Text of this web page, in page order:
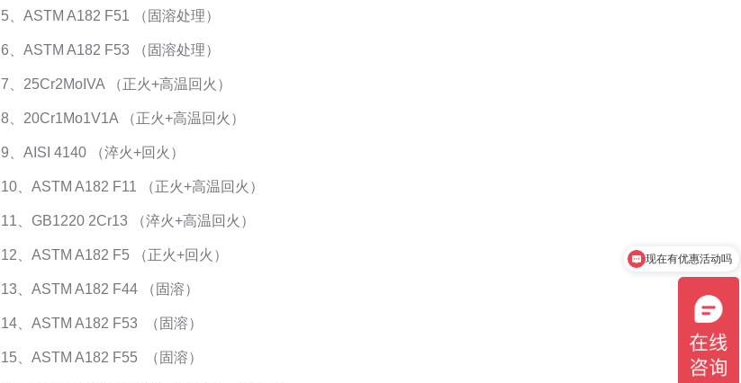
5、ASTM A182 F51 （固溶处理）
6、ASTM A182 F53 （固溶处理）
7、25Cr2MoIVA （正火+高温回火）
8、20Cr1Mo1V1A （正火+高温回火）
9、AISI 4140 （淬火+回火）
10、ASTM A182 F11 （正火+高温回火）
11、GB1220 2Cr13 （淬火+高温回火）
12、ASTM A182 F5 （正火+回火）
13、ASTM A182 F44 （固溶）
14、ASTM A182 F53 （固溶）
15、ASTM A182 F55 （固溶）
现在有优惠活动吗